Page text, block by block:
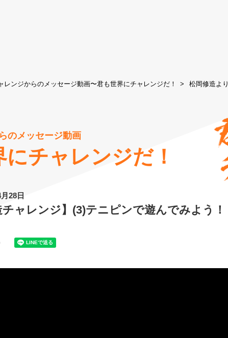
レンジからのメッセージ動画〜君も世界にチャレンジだ！ 松岡修造より
のメッセージ動画
チャレンジだ！
28日
チャレンジ】(3)テニピンで遊んでみよう！